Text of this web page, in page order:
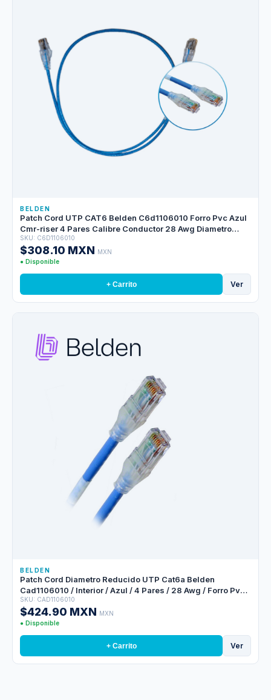
BELDEN
Patch Cord UTP CAT6 Belden C6d1106010 Forro Pvc Azul
Cmr-riser 4 Pares Calibre Conductor 28 Awg Diametro
Reducido Cobre Estañado Multifilar Uso Interior Partes
Relacionadas:conectores Modulares CAT6 Patch Panel
CAT6 Longitud 10 Pies 3 Metros
SKU: C6D1106010
$308.10 MXN MXN
● Disponible
+ Carrito Ver
BELDEN
Patch Cord Diametro Reducido UTP Cat6a Belden
Cad1106010 / Interior / Azul / 4 Pares / 28 Awg / Forro Pvc /
Cmr / 10 Pies 3 Metros
SKU: CAD1106010
$424.90 MXN MXN
● Disponible
+ Carrito Ver